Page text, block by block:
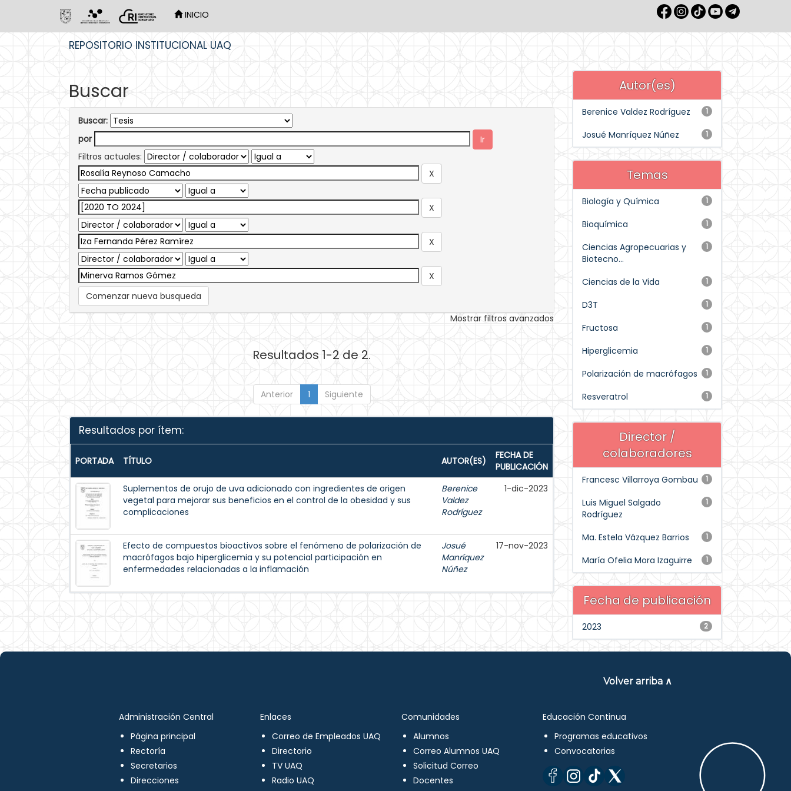
INICIO
REPOSITORIO INSTITUCIONAL UAQ
Buscar
Buscar:
por
Filtros actuales:
Comenzar nueva busqueda
Mostrar filtros avanzados
Resultados 1-2 de 2.
Anterior 1 Siguiente
Resultados por ítem:
PORTADA TÍTULO AUTOR(ES)
FECHA DE
PUBLICACIÓN
Suplementos de orujo de uva adicionado con ingredientes de origen
vegetal para mejorar sus beneficios en el control de la obesidad y sus
complicaciones
Berenice
Valdez
Rodríguez
1-dic-2023
Efecto de compuestos bioactivos sobre el fenómeno de polarización de
macrófagos bajo hiperglicemia y su potencial participación en
enfermedades relacionadas a la inflamación
Josué
Manríquez
Núñez
17-nov-2023
Autor(es)
1
Berenice Valdez Rodríguez
1
Josué Manríquez Núñez
Temas
1
Biología y Química
1
Bioquímica
1
Ciencias Agropecuarias y
Biotecno...
1
Ciencias de la Vida
1
D3T
1
Fructosa
1
Hiperglicemia
1
Polarización de macrófagos
1
Resveratrol
Director /
colaboradores
1
Francesc Villarroya Gombau
1
Luis Miguel Salgado
Rodríguez
1
Ma. Estela Vázquez Barrios
1
María Ofelia Mora Izaguirre
Fecha de publicación
2
2023
Volver arriba ∧
Administración Central
Página principal
Rectoría
Secretarios
Direcciones
Enlaces
Correo de Empleados UAQ
Directorio
TV UAQ
Radio UAQ
Comunidades
Alumnos
Correo Alumnos UAQ
Solicitud Correo
Docentes
Educación Continua
Programas educativos
Convocatorias